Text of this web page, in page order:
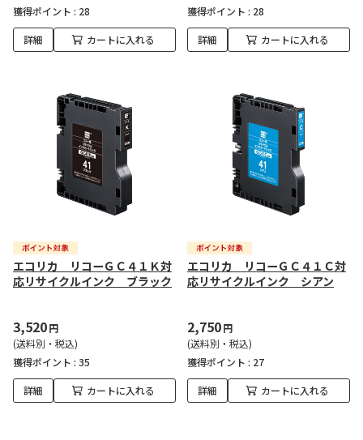
獲得ポイント : 28
詳細 カートに入れる
獲得ポイント : 28
詳細 カートに入れる
エコリカ リコーＧＣ４１Ｋ対
応リサイクルインク ブラック
3,520円
(送料別・税込)
獲得ポイント : 35
詳細 カートに入れる
エコリカ リコーＧＣ４１Ｃ対
応リサイクルインク シアン
2,750円
(送料別・税込)
獲得ポイント : 27
詳細 カートに入れる